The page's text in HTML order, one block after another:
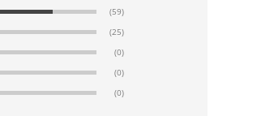
(59)
(25)
(0)
(0)
(0)